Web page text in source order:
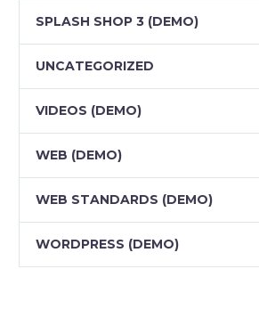
SPLASH SHOP 3 (DEMO)
UNCATEGORIZED
VIDEOS (DEMO)
WEB (DEMO)
WEB STANDARDS (DEMO)
WORDPRESS (DEMO)